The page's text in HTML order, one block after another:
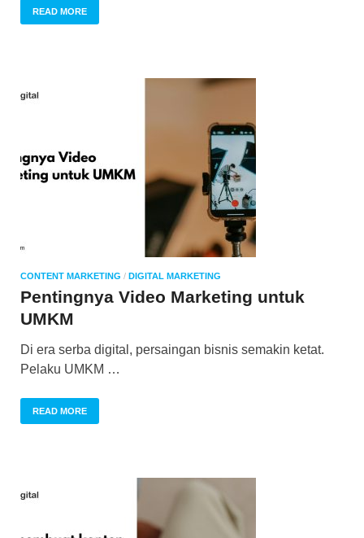
READ MORE
CONTENT MARKETING / DIGITAL MARKETING
Pentingnya Video Marketing untuk
UMKM
Di era serba digital, persaingan bisnis semakin ketat.
Pelaku UMKM …
READ MORE